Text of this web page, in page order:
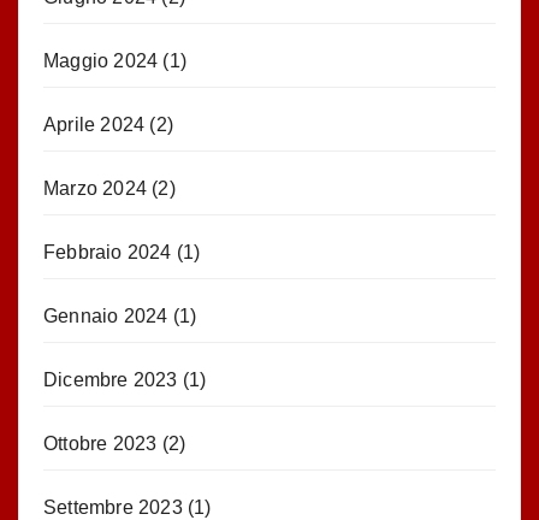
Maggio 2024 (1)
Aprile 2024 (2)
Marzo 2024 (2)
Febbraio 2024 (1)
Gennaio 2024 (1)
Dicembre 2023 (1)
Ottobre 2023 (2)
Settembre 2023(1)